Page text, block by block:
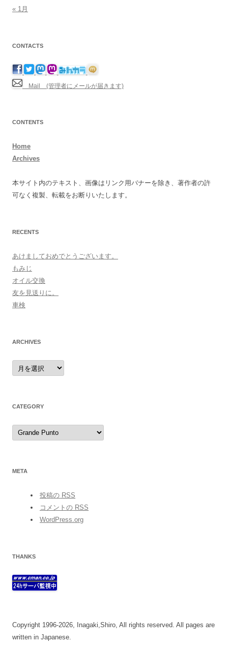
« 1月
CONTACTS
Mail (管理者にメールが届きます)
CONTENTS
Home
Archives
本サイト内のテキスト、画像はリンク用バナーを除き、著作者の許
可なく複製、転載をお断りいたします。
RECENTS
あけましておめでとうございます。
もみじ
オイル交換
友を見送りに。
車検
ARCHIVES
archives
CATEGORY
category
META
投稿の RSS
コメントの RSS
WordPress.org
THANKS
Copyright 1996-2026, Inagaki,Shiro, All rights reserved. All pages are
written in Japanese.